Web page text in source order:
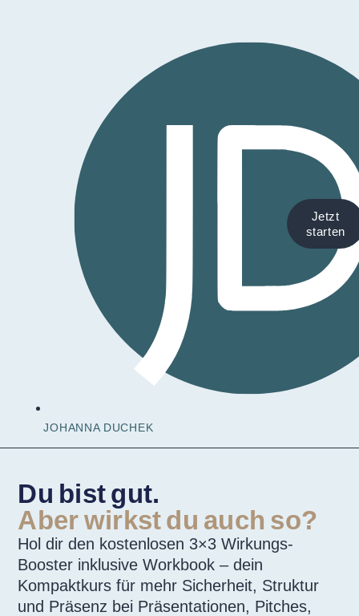
JOHANNA DUCHEK
Jetzt
starten
Du bist gut.
Aber wirkst du auch so?
Hol dir den kostenlosen 3×3 Wirkungs-
Booster inklusive Workbook – dein
Kompaktkurs für mehr Sicherheit, Struktur
und Präsenz bei Präsentationen, Pitches,